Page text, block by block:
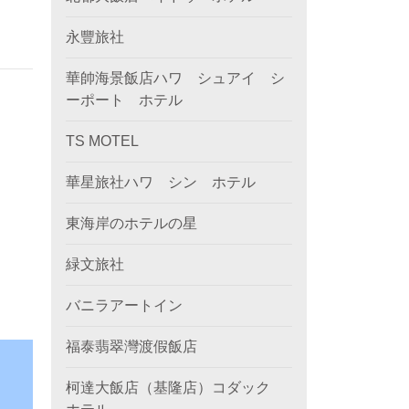
永豐旅社
華帥海景飯店ハワ シュアイ シ
ーポート ホテル
TS MOTEL
華星旅社ハワ シン ホテル
東海岸のホテルの星
緑文旅社
バニラアートイン
福泰翡翠灣渡假飯店
柯達大飯店（基隆店）コダック